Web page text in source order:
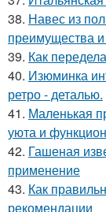
38. Навес из
преимущества
39. Как
40. Изюминка
ретро - деталью.
41. Маленькая
уюта и
42. Гашеная
применение
43. Как
рекомендации